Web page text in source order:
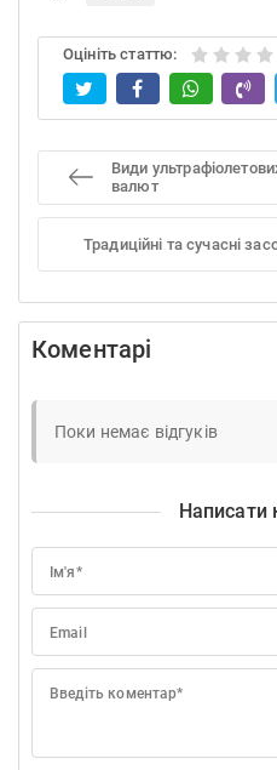
Оцініть статтю:
Види
валют
Традиційні та сучасні
Коментарі
Поки немає відгуків
Написати
Ім'я*
Email
Введіть коментар*